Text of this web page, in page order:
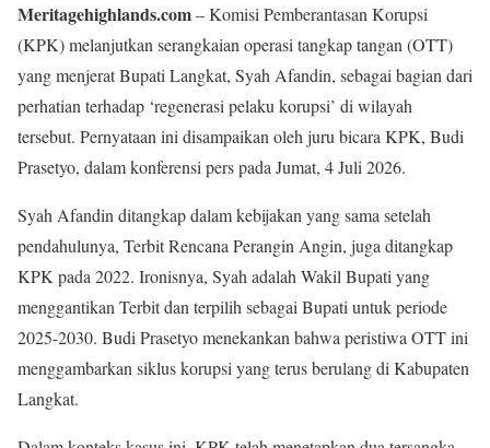
Meritagehighlands.com– Komisi Pemberantasan Korupsi
(KPK) melanjutkan serangkaian operasi tangkap tangan (OTT)
yang menjerat Bupati Langkat, Syah Afandin, sebagai bagian dari
perhatian terhadap ‘regenerasi pelaku korupsi’ di wilayah
tersebut. Pernyataan ini disampaikan oleh juru bicara KPK, Budi
Prasetyo, dalam konferensi pers pada Jumat, 4 Juli 2026.
Syah Afandin ditangkap dalam kebijakan yang sama setelah
pendahulunya, Terbit Rencana Perangin Angin, juga ditangkap
KPK pada 2022. Ironisnya, Syah adalah Wakil Bupati yang
menggantikan Terbit dan terpilih sebagai Bupati untuk periode
2025-2030. Budi Prasetyo menekankan bahwa peristiwa OTT ini
menggambarkan siklus korupsi yang terus berulang di Kabupaten
Langkat.